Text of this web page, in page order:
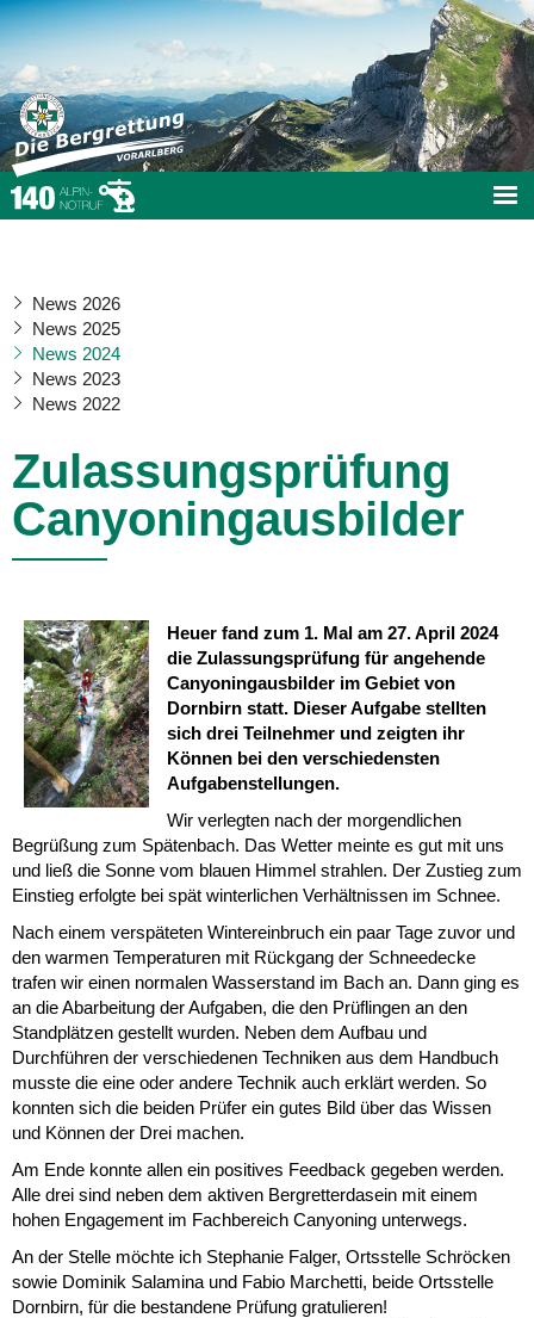
News 2026
News 2025
News 2024
News 2023
News 2022
Zulassungsprüfung
Canyoningausbilder
Heuer fand zum 1. Mal am 27. April 2024
die Zulassungsprüfung für angehende
Canyoningausbilder im Gebiet von
Dornbirn statt. Dieser Aufgabe stellten
sich drei Teilnehmer und zeigten ihr
Können bei den verschiedensten
Aufgabenstellungen.
Wir verlegten nach der morgendlichen
Begrüßung zum Spätenbach. Das Wetter meinte es gut mit uns
und ließ die Sonne vom blauen Himmel strahlen. Der Zustieg zum
Einstieg erfolgte bei spät winterlichen Verhältnissen im Schnee.
Nach einem verspäteten Wintereinbruch ein paar Tage zuvor und
den warmen Temperaturen mit Rückgang der Schneedecke
trafen wir einen normalen Wasserstand im Bach an. Dann ging es
an die Abarbeitung der Aufgaben, die den Prüflingen an den
Standplätzen gestellt wurden. Neben dem Aufbau und
Durchführen der verschiedenen Techniken aus dem Handbuch
musste die eine oder andere Technik auch erklärt werden. So
konnten sich die beiden Prüfer ein gutes Bild über das Wissen
und Können der Drei machen.
Am Ende konnte allen ein positives Feedback gegeben werden.
Alle drei sind neben dem aktiven Bergretterdasein mit einem
hohen Engagement im Fachbereich Canyoning unterwegs.
An der Stelle möchte ich Stephanie Falger, Ortsstelle Schröcken
sowie Dominik Salamina und Fabio Marchetti, beide Ortsstelle
Dornbirn, für die bestandene Prüfung gratulieren!